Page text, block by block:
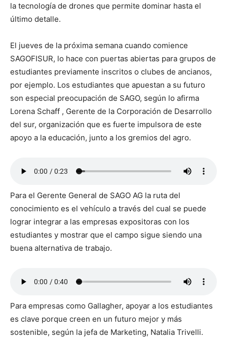
la tecnología de drones que permite dominar hasta el
último detalle.
El jueves de la próxima semana cuando comience
SAGOFISUR, lo hace con puertas abiertas para grupos de
estudiantes previamente inscritos o clubes de ancianos,
por ejemplo. Los estudiantes que apuestan a su futuro
son especial preocupación de SAGO, según lo afirma
Lorena Schaff , Gerente de la Corporación de Desarrollo
del sur, organización que es fuerte impulsora de este
apoyo a la educación, junto a los gremios del agro.
Para el Gerente General de SAGO AG la ruta del
conocimiento es el vehículo a través del cual se puede
lograr integrar a las empresas expositoras con los
estudiantes y mostrar que el campo sigue siendo una
buena alternativa de trabajo.
Para empresas como Gallagher, apoyar a los estudiantes
es clave porque creen en un futuro mejor y más
sostenible, según la jefa de Marketing, Natalia Trivelli.